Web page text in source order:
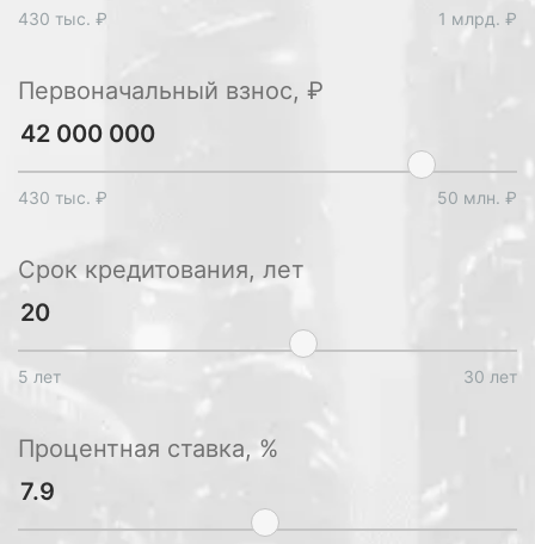
430 тыс. ₽ 1 млрд. ₽
Первоначальный взнос, ₽
430 тыс. ₽ 50 млн. ₽
Срок кредитования, лет
5 лет 30 лет
Процентная ставка, %